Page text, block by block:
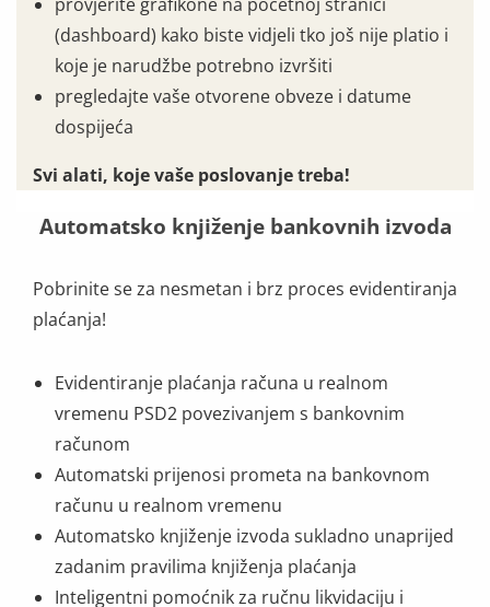
(dashboard) kako biste vidjeli tko još nije platio i
koje je narudžbe potrebno izvršiti
pregledajte vaše otvorene obveze i datume
dospijeća
Svi alati, koje vaše poslovanje treba!
Automatsko knjiženje bankovnih izvoda
Pobrinite se za nesmetan i brz proces evidentiranja
plaćanja!
Evidentiranje plaćanja računa u realnom
vremenu PSD2 povezivanjem s bankovnim
računom
Automatski prijenosi prometa na bankovnom
računu u realnom vremenu
Automatsko knjiženje izvoda sukladno unaprijed
zadanim pravilima knjiženja plaćanja
Inteligentni pomoćnik za ručnu likvidaciju i